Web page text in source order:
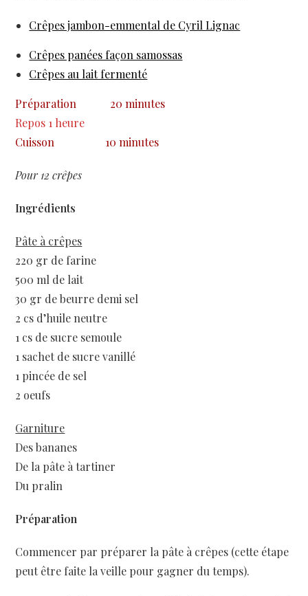
Crêpes jambon-emmental de Cyril Lignac
Crêpes panées façon samossas
Crêpes au lait fermenté
Préparation
20 minutes
Repos 1 heure
Cuisson
10 minutes
Pour 12 crêpes
Ingrédients
Pâte à crêpes
220 gr de farine
500 ml de lait
30 gr de beurre demi sel
2 cs d’huile neutre
1 cs de sucre semoule
1 sachet de sucre vanillé
1 pincée de sel
2 oeufs
Garniture
Des bananes
De la pâte à tartiner
Du pralin
Préparation
Commencer par préparer la pâte à crêpes (cette étape
peut être faite la veille pour gagner du temps).